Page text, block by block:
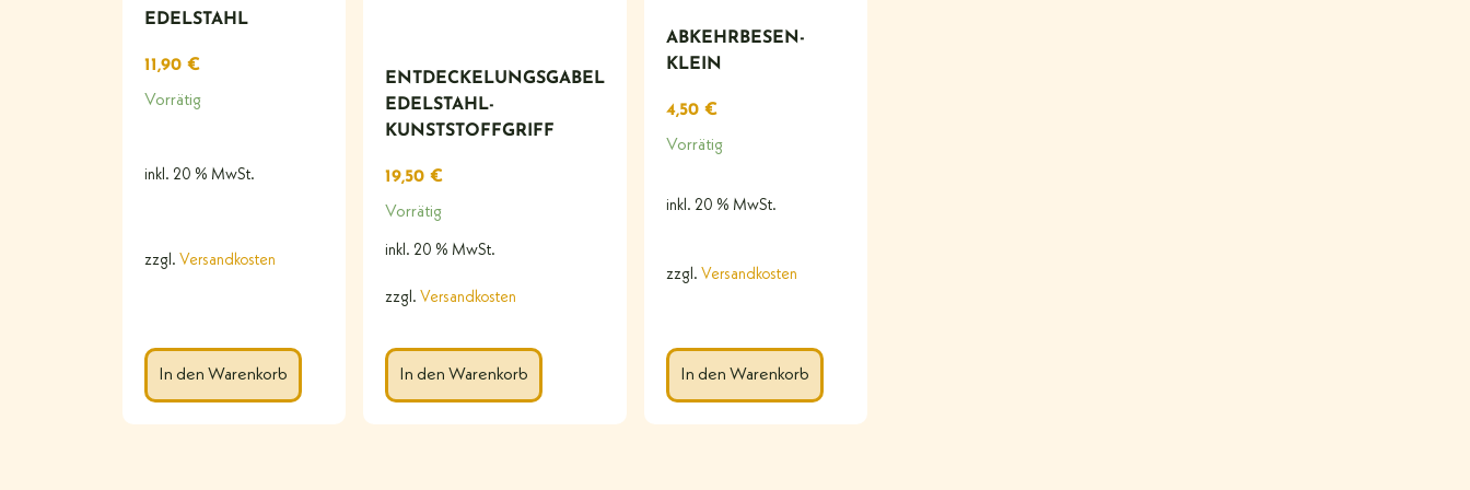
EDELSTAHL
11,90 €
Vorrätig
inkl. 20 % MwSt.
zzgl. Versandkosten
In den Warenkorb
ENTDECKELUNGSGABEL
EDELSTAHL-
KUNSTSTOFFGRIFF
19,50 €
Vorrätig
inkl. 20 % MwSt.
zzgl. Versandkosten
In den Warenkorb
ABKEHRBESEN-
KLEIN
4,50 €
Vorrätig
inkl. 20 % MwSt.
zzgl. Versandkosten
In den Warenkorb